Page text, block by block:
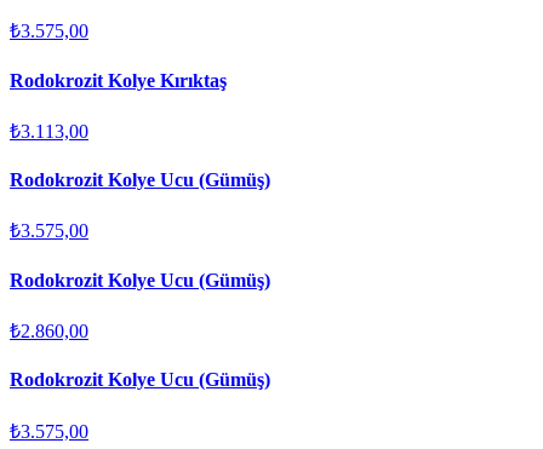
₺3.575,00
Rodokrozit Kolye Kırıktaş
₺3.113,00
Rodokrozit Kolye Ucu (Gümüş)
₺3.575,00
Rodokrozit Kolye Ucu (Gümüş)
₺2.860,00
Rodokrozit Kolye Ucu (Gümüş)
₺3.575,00